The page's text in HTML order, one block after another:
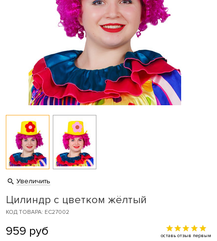
Увеличить
Цилиндр с цветком жёлтый
КОД ТОВАРА: EC27002
959 руб оставь отзыв первым